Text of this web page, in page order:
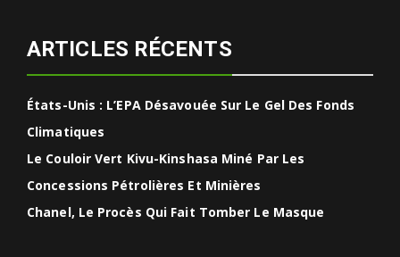
ARTICLES RÉCENTS
États-Unis : L’EPA Désavouée Sur Le Gel Des Fonds
Climatiques
Le Couloir Vert Kivu-Kinshasa Miné Par Les
Concessions Pétrolières Et Minières
Chanel, Le Procès Qui Fait Tomber Le Masque